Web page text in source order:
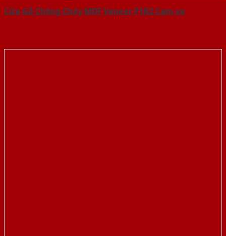
Cửa Gỗ Chống Cháy MDF Veneer P1R2 Cam xe